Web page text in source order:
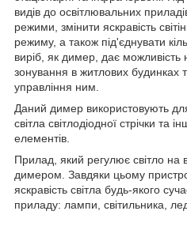
видів до освітлювальних
режими, змінити яскравість
режиму, а також під'єднувати
виріб, як димер, дає можливість
зонування в житлових будинках
управління ним.
Даний димер використовують
світла світлодіодної стрічки та
елементів.
Прилад, який регулює світло на
димером. Завдяки цьому
яскравість світла будь-якого
приладу: лампи, світильника, лед